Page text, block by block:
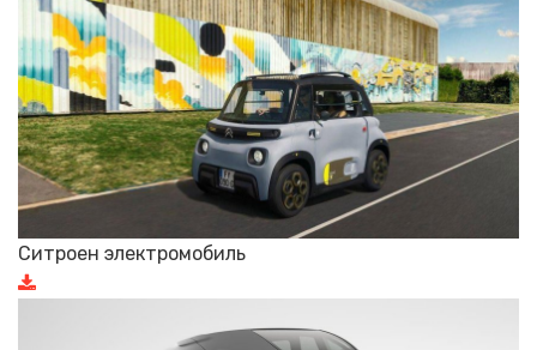
Ситроен электромобиль